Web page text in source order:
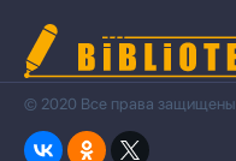
© 2020 Все права защищены